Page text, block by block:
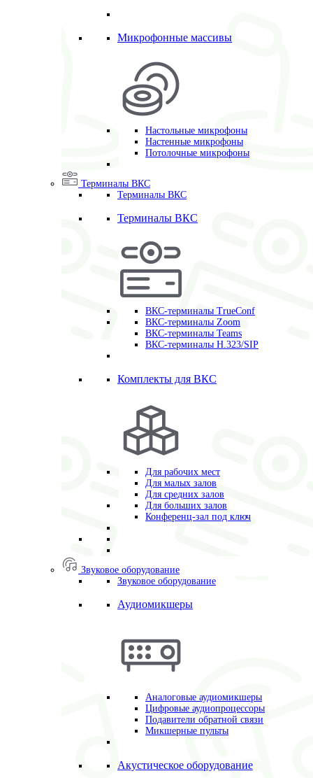
Микрофонные массивы
Настольные микрофоны
Настенные микрофоны
Потолочные микрофоны
Терминалы ВКС
Терминалы ВКС
Терминалы ВКС
ВКС-терминалы TrueConf
ВКС-терминалы Zoom
ВКС-терминалы Teams
ВКС-терминалы H.323/SIP
Комплекты для ВКС
Для рабочих мест
Для малых залов
Для средних залов
Для больших залов
Конференц-зал под ключ
Звуковое оборудование
Звуковое оборудование
Аудиомикшеры
Аналоговые аудиомикшеры
Цифровые аудиопроцессоры
Подавители обратной связи
Микшерные пульты
Акустическое оборудование